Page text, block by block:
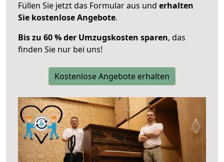
Füllen Sie jetzt das Formular aus und erhalten
Sie kostenlose Angebote.
Bis zu 60 % der Umzugskosten sparen, das
finden Sie nur bei uns!
Kostenlose Angebote erhalten